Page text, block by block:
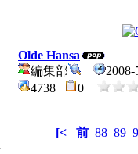
Olde Hansa
編集部
2008-
4738
0
[< 前 88 89